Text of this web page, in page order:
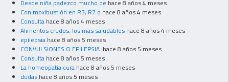
Desde niña padezco mucho de hace 8 años 4 meses
Con moxibustión en R3, R7 o hace 8 años 4 meses
Consulta hace 8 años 4 meses
Alimentos crudos, los mas saludables hace 8 años 4 meses
epilepsia hace 8 años 5 meses
CONVULSIONES O EPILEPSIA hace 8 años 5 meses
Consulta hace 8 años 5 meses
La homeopatia cura hace 8 años 5 meses
dudas hace 8 años 5 meses